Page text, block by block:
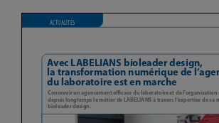
Publi-Reportages
Manifestations
Abonnements